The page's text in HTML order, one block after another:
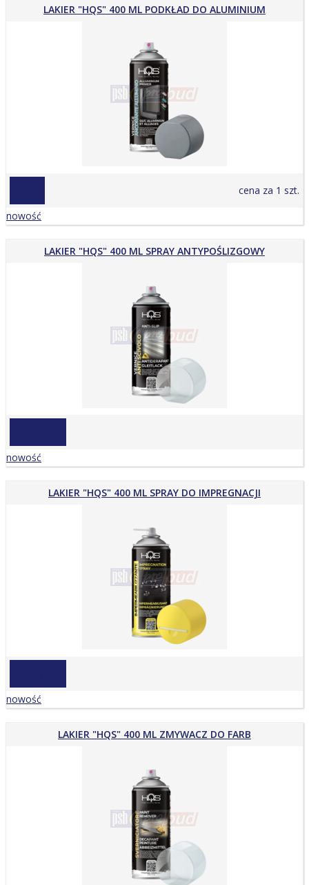
LAKIER "HQS" 400 ML PODKŁAD DO ALUMINIUM
cena za 1 szt.
nowość
LAKIER "HQS" 400 ML SPRAY ANTYPOŚLIZGOWY
nowość
LAKIER "HQS" 400 ML SPRAY DO IMPREGNACJI
nowość
LAKIER "HQS" 400 ML ZMYWACZ DO FARB